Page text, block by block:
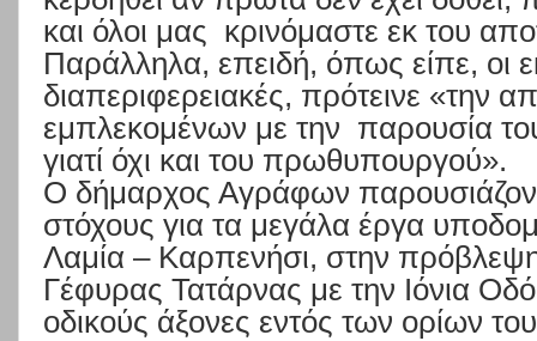
και όλοι μας κρινόμαστε εκ του
Παράλληλα, επειδή, όπως είπε, οι
διαπεριφερειακές, πρότεινε «την
εμπλεκομένων με την παρουσία
γιατί όχι και του πρωθυπουργού».
Ο δήμαρχος Αγράφων
στόχους για τα μεγάλα έργα
Λαμία – Καρπενήσι, στην
Γέφυρας Τατάρνας με την Ιόνια
οδικούς άξονες εντός των ορίων